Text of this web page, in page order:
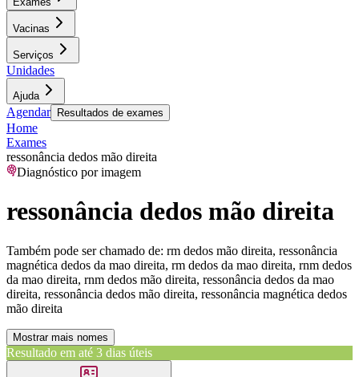
Vacinas
Serviços
Unidades
Ajuda
Agendar Resultados de exames
Home
Exames
ressonância dedos mão direita
Diagnóstico por imagem
ressonância dedos mão direita
Também pode ser chamado de: rm dedos mão direita, ressonância
magnética dedos da mao direita, rm dedos da mao direita, rnm dedos
da mao direita, rnm dedos mão direita, ressonância dedos da mao
direita, ressonância dedos mão direita, ressonância magnética dedos
mão direita
Mostrar mais nomes
Resultado em até 3 dias úteis